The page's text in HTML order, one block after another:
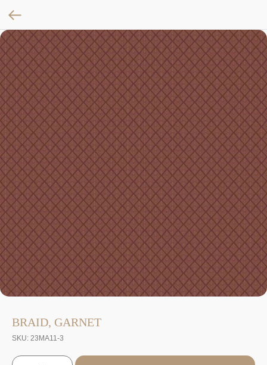
BRAID, GARNET
SKU: 23MA11-3